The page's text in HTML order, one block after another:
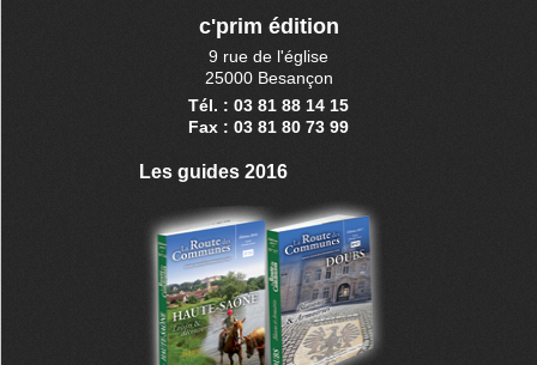
c'prim édition
9 rue de l'église
25000 Besançon
Tél. : 03 81 88 14 15
Fax : 03 81 80 73 99
Les guides 2016